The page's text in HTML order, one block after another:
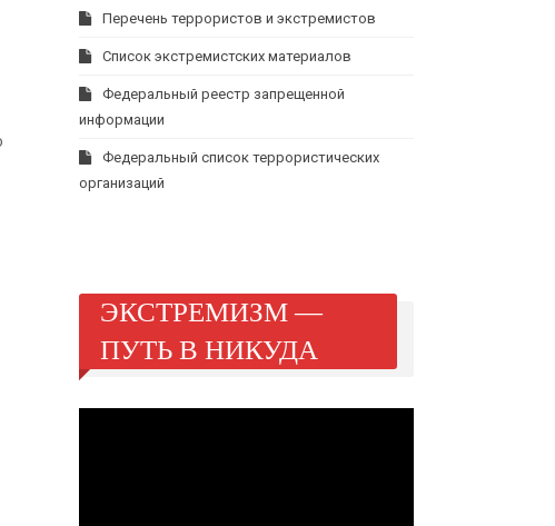
Перечень террористов и экстремистов
Список экстремистских материалов
Федеральный реестр запрещенной
информации
Федеральный список террористических
организаций
ЭКСТРЕМИЗМ —
ПУТЬ В НИКУДА